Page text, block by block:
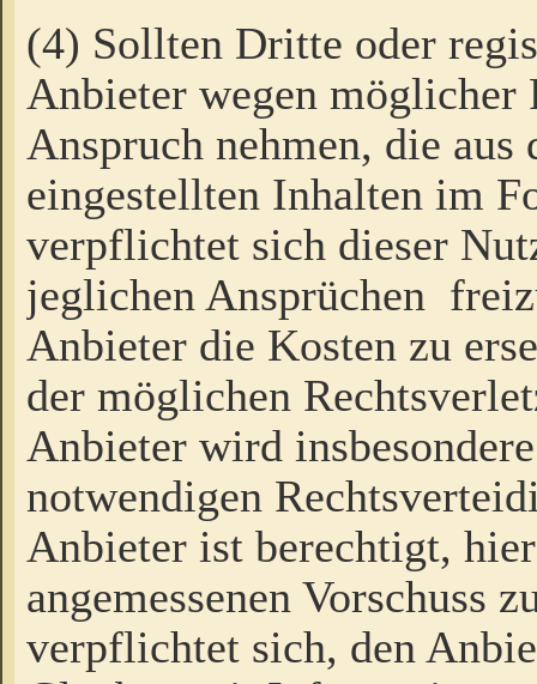
(4) Sollten Dritte oder
Anbieter wegen möglicher
Anspruch nehmen, die
eingestellten Inhalten im
verpflichtet sich dieser
jeglichen Ansprüchen
Anbieter die Kosten zu
der möglichen
Anbieter wird
notwendigen
Anbieter ist berechtigt,
angemessenen Vorschuss
verpflichtet sich, den